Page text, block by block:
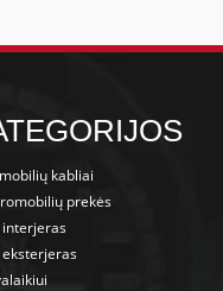
kabliai
prekės